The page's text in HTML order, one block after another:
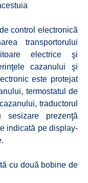
control electronică
transportorului
electrice şi
cazanului şi
este protejat
termostatul de
traductorul
sesizare prezenţă
indicată pe display-
cu două bobine de